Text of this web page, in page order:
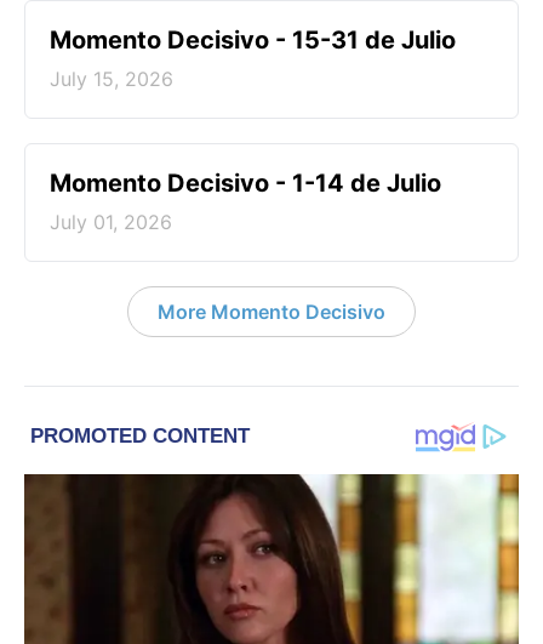
Momento Decisivo - 15-31 de Julio
July 15, 2026
Momento Decisivo - 1-14 de Julio
July 01, 2026
More Momento Decisivo